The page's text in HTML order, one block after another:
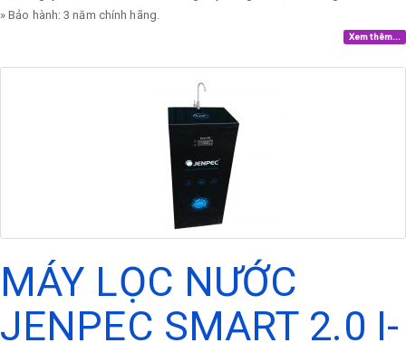
» Bảo hành: 3 năm chính hãng.
Xem thêm...
MÁY LỌC NƯỚC
JENPEC SMART 2.0 I-